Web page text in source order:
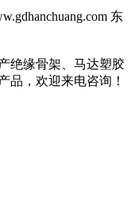
东
绝缘骨架、马达塑胶
品，欢迎来电咨询！